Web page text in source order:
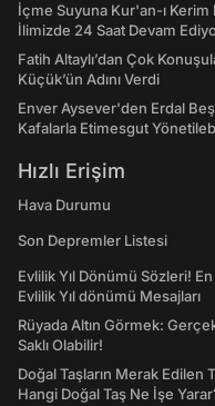
İçme Suyuna Kur'an-ı Kerim
İlimizde 24 Saat Devam
Fatih Altaylı’dan Çok
Küçük’ün Adını Verdi
Enver Aysever'den Erdal
Kafalarla Etimesgut
Hızlı Erişim
Hava Durumu
Son Depremler Listesi
Evlilik Yıl Dönümü Sözleri!
Evlilik Yıl dönümü Mesajları
Rüyada Altın Görmek:
Saklı Olabilir!
Doğal Taşların Merak Edilen
Hangi Doğal Taş Ne İşe